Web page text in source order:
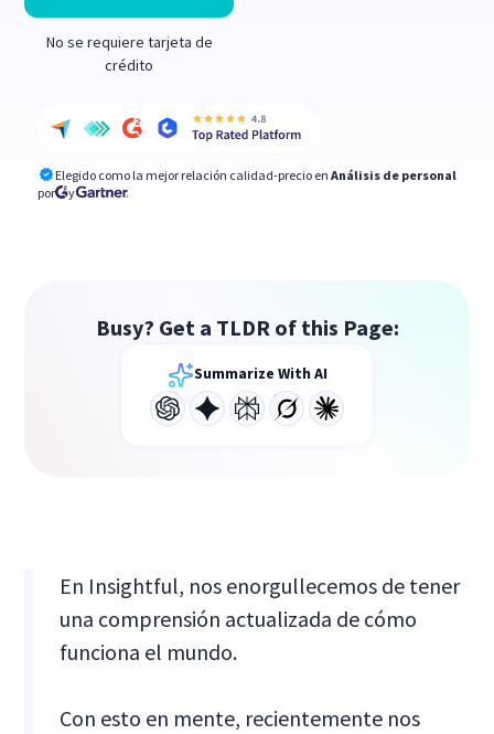
No se requiere tarjeta de
crédito
Elegido como la mejor relación calidad-precio en Análisis de personal
por
y
Busy? Get a TLDR of this Page:
Summarize With AI
En Insightful, nos enorgullecemos de tener
una comprensión actualizada de cómo
funciona el mundo.
Con esto en mente, recientemente nos